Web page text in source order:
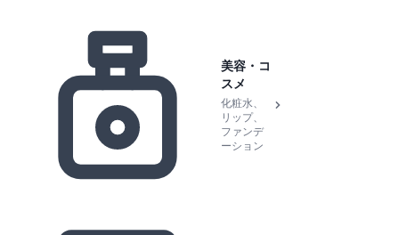
美容・コ
スメ
化粧水、
リップ、
ファンデ
ーション